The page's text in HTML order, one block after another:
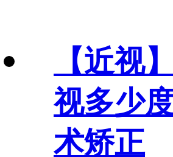
【近视】
视多少
术矫正